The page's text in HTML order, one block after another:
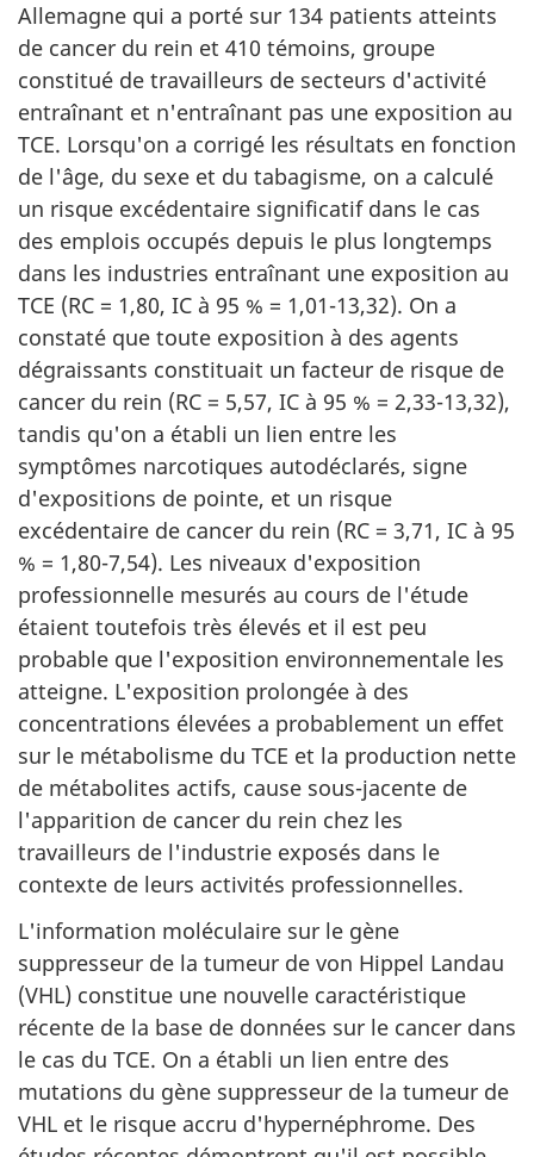
Allemagne qui a porté sur 134 patients atteints
de cancer du rein et 410 témoins, groupe
constitué de travailleurs de secteurs d'activité
entraînant et n'entraînant pas une exposition au
TCE. Lorsqu'on a corrigé les résultats en fonction
de l'âge, du sexe et du tabagisme, on a calculé
un risque excédentaire significatif dans le cas
des emplois occupés depuis le plus longtemps
dans les industries entraînant une exposition au
TCE (RC = 1,80, IC à 95 % = 1,01-13,32). On a
constaté que toute exposition à des agents
dégraissants constituait un facteur de risque de
cancer du rein (RC = 5,57, IC à 95 % = 2,33-13,32),
tandis qu'on a établi un lien entre les
symptômes narcotiques autodéclarés, signe
d'expositions de pointe, et un risque
excédentaire de cancer du rein (RC = 3,71, IC à 95
% = 1,80-7,54). Les niveaux d'exposition
professionnelle mesurés au cours de l'étude
étaient toutefois très élevés et il est peu
probable que l'exposition environnementale les
atteigne. L'exposition prolongée à des
concentrations élevées a probablement un effet
sur le métabolisme du TCE et la production nette
de métabolites actifs, cause sous-jacente de
l'apparition de cancer du rein chez les
travailleurs de l'industrie exposés dans le
contexte de leurs activités professionnelles.
L'information moléculaire sur le gène
suppresseur de la tumeur de von Hippel Landau
(VHL) constitue une nouvelle caractéristique
récente de la base de données sur le cancer dans
le cas du TCE. On a établi un lien entre des
mutations du gène suppresseur de la tumeur de
VHL et le risque accru d'hypernéphrome. Des